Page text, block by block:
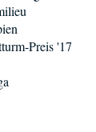
Preis '17